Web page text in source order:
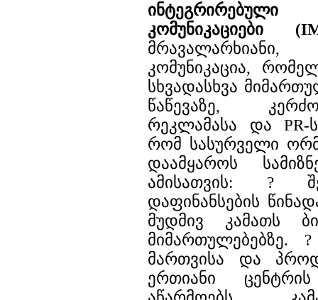
კომუნიკაციები
მრავალარხიანი,
კომუნიკაცია,
სხვადასხვა
წაწევაზე,
რეკლამასა და PR-
რომ სასურველი
დაამყაროს
ამისათვის: ?
დაფინანსების
მუდმივ კამათს
მიმართულებებზე.
მართვისა და
ერთიანი